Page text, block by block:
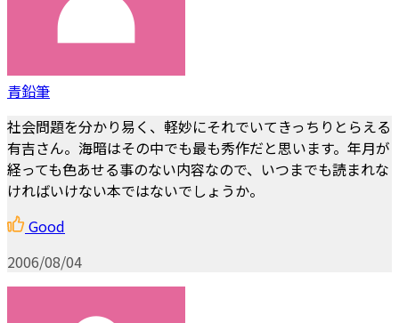
青鉛筆
社会問題を分かり易く、軽妙にそれでいてきっちりとらえる
有吉さん。海暗はその中でも最も秀作だと思います。年月が
経っても色あせる事のない内容なので、いつまでも読まれな
ければいけない本ではないでしょうか。
Good
2006/08/04